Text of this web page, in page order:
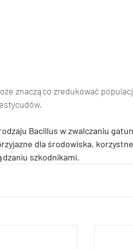
znacząco zredukować
Bacillus w zwalczaniu
dla środowiska,
szkodnikami.